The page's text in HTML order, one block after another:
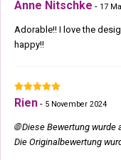
Anne Nitschke - 17
Adorable!! I love the
happy!!
Rien - 5 November 2024
🌐 Diese Bewertung
Die Originalbewertung